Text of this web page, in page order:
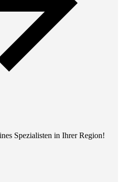
Spezialisten in Ihrer Region!